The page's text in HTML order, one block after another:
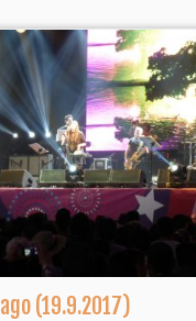
(19.9.2017)